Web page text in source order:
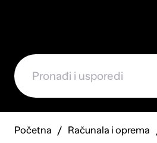
Početna Računala i oprema